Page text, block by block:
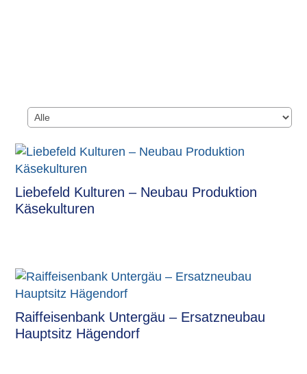
Liebefeld Kulturen – Neubau Produktion
Käsekulturen
Raiffeisenbank Untergäu – Ersatzneubau
Hauptsitz Hägendorf